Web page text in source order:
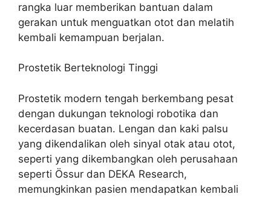
rangka luar memberikan bantuan dalam
gerakan untuk menguatkan otot dan melatih
kembali kemampuan berjalan.
Prostetik Berteknologi Tinggi
Prostetik modern tengah berkembang pesat
dengan dukungan teknologi robotika dan
kecerdasan buatan. Lengan dan kaki palsu
yang dikendalikan oleh sinyal otak atau otot,
seperti yang dikembangkan oleh perusahaan
seperti Össur dan DEKA Research,
memungkinkan pasien mendapatkan kembali